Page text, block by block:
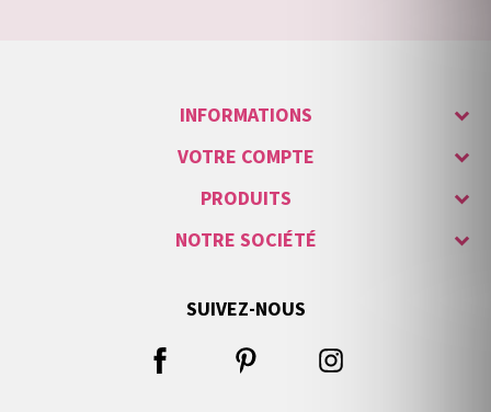
INFORMATIONS
VOTRE COMPTE
PRODUITS
NOTRE SOCIÉTÉ
SUIVEZ-NOUS